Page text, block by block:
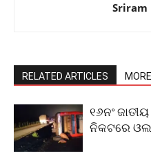
Sriram
RELATED ARTICLES
୧୬ନଂ
ନିକଟରେ